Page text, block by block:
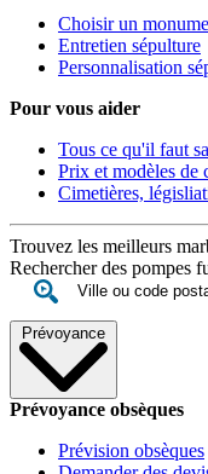
Choisir un
Entretien sépulture
Personnalisation
Pour vous aider
Tous ce qu'il faut
Prix et modèles de
Cimetières,
Trouvez les meilleurs
Rechercher des pompes
Prévoyance
Prévoyance obsèques
Prévision obsèques